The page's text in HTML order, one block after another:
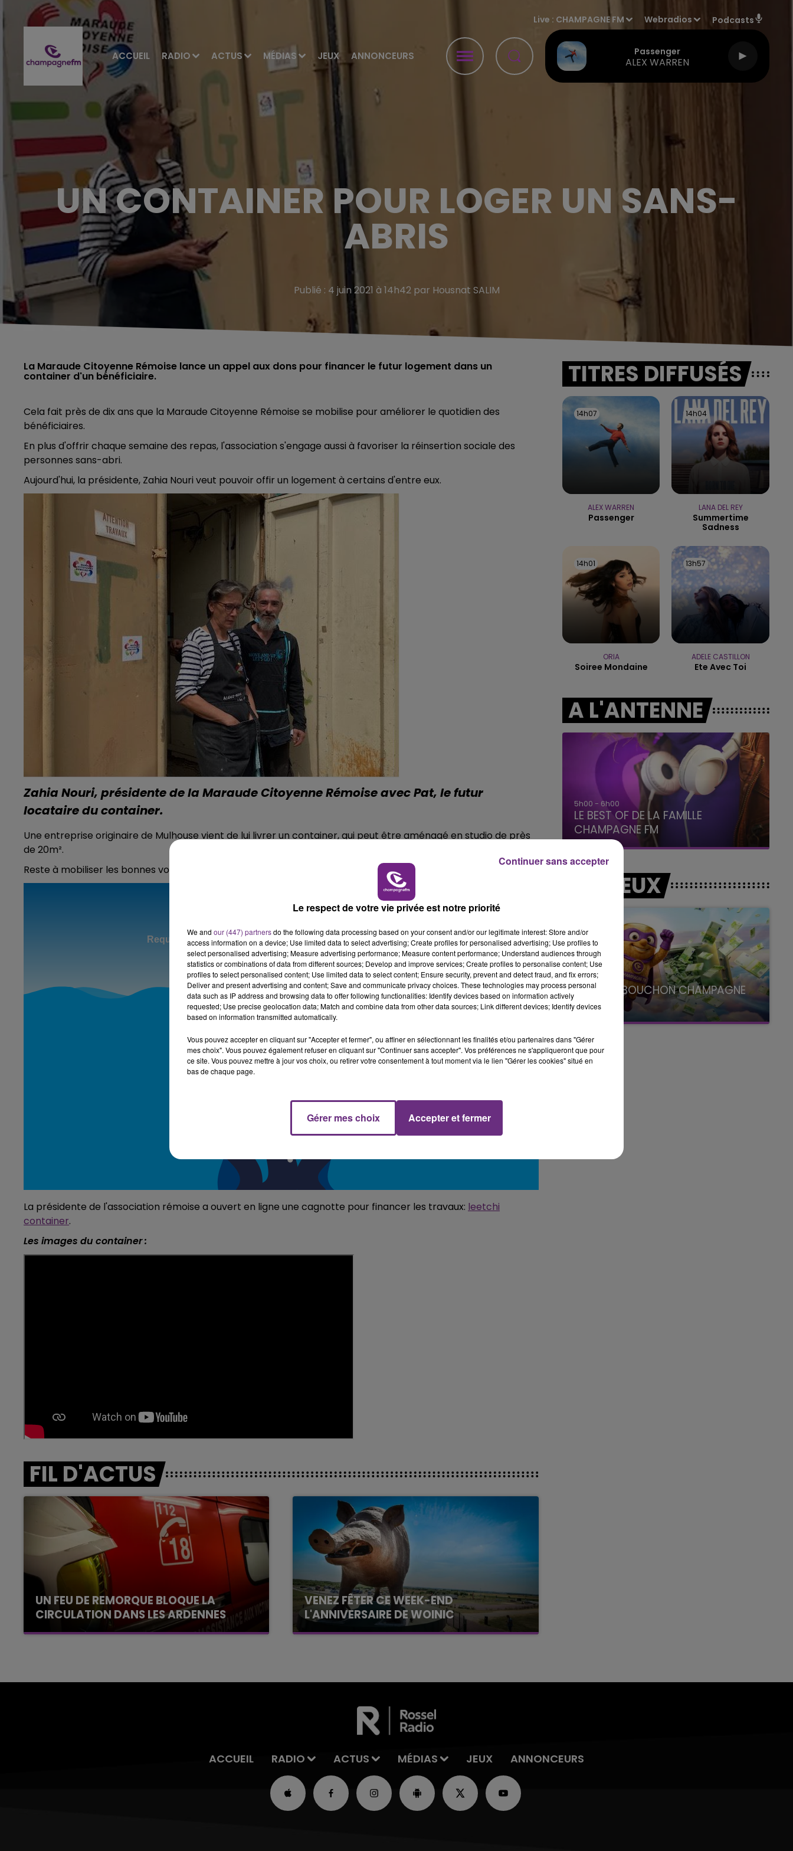
ACCUEIL RADIO ACTUS MÉDIAS JEUX ANNONCEURS
Live : CHAMPAGNE FM Webradios Podcasts
Passenger
ALEX WARREN
15h00 - 19h00
LE CLUB CHAMPAGNE FM LA RADIO POP
UN CONTAINER POUR LOGER UN SANS-
ABRIS
Publié : 4 juin 2021 à 14h42 par Housnat SALIM
La Maraude Citoyenne Rémoise lance un appel aux dons pour financer le futur logement dans un
container d'un bénéficiaire.
Cela fait près de dix ans que la Maraude Citoyenne Rémoise se mobilise pour améliorer le quotidien des
bénéficiaires.
En plus d'offrir chaque semaine des repas, l'association s'engage aussi à favoriser la réinsertion sociale des
personnes sans-abri.
Aujourd'hui, la présidente, Zahia Nouri veut pouvoir offir un logement à certains d'entre eux.
Zahia Nouri, présidente de la Maraude Citoyenne Rémoise avec Pat, le futur
locataire du container.
Une entreprise originaire de Mulhouse vient de lui livrer un container, qui peut être aménagé en studio de près
de 20m².
Reste à mobiliser les bonnes volontés pour que ce projet prenne forme.
La présidente de l'association rémoise a ouvert en ligne une cagnotte pour financer les travaux: leetchi
container.
Les images du container :
FIL D'ACTUS
UN FEU DE REMORQUE BLOQUE LA
CIRCULATION DANS LES ARDENNES
Un feu de remorque s'est déclaré ce mercredi
VENEZ FÊTER CE WEEK-END
L'ANNIVERSAIRE DE WOINIC
Ce samedi 8 août sera un grand jour :
TITRES DIFFUSÉS
14h07
14h07
ALEX WARREN
Passenger
14h04
14h04
LANA DEL REY
Summertime
Sadness
14h01
14h01
ORIA
Soiree Mondaine
13h57
13h57
ADELE CASTILLON
Ete Avec Toi
A L'ANTENNE
19h00 - 19h15
LA POP MACHINE - CHAMPAGNE FM LA RADIO POP
5h00 - 6h00
LE BEST OF DE LA FAMILLE
CHAMPAGNE FM
LES JEUX
LE SUPER BOUCHON CHAMPAGNE
FM
avec La Famille Champagne FM, à 8H10
ACCUEIL RADIO ACTUS MÉDIAS JEUX ANNONCEURS
Le respect de votre vie privée est notre priorité
We and our (447) partnersdo the following data processing based on your consent and/or our legitimate interest: Store and/or
access information on a device; Use limited data to select advertising; Create profiles for personalised advertising; Use profiles to
select personalised advertising; Measure advertising performance; Measure content performance; Understand audiences through
statistics or combinations of data from different sources; Develop and improve services; Create profiles to personalise content; Use
profiles to select personalised content; Use limited data to select content; Ensure security, prevent and detect fraud, and fix errors;
Deliver and present advertising and content; Save and communicate privacy choices. These technologies may process personal
data such as IP address and browsing data to offer following functionalities: Identify devices based on information actively
requested; Use precise geolocation data; Match and combine data from other data sources; Link different devices; Identify devices
based on information transmitted automatically.
Vous pouvez accepter en cliquant sur "Accepter et fermer", ou affiner en sélectionnant les finalités et/ou partenaires dans "Gérer
mes choix". Vous pouvez également refuser en cliquant sur "Continuer sans accepter". Vos préférences ne s'appliqueront que pour
ce site. Vous pouvez mettre à jour vos choix, ou retirer votre consentement à tout moment via le lien "Gérer les cookies" situé en
bas de chaque page.
Gérer mes choix Accepter et fermer
Continuer sans accepter